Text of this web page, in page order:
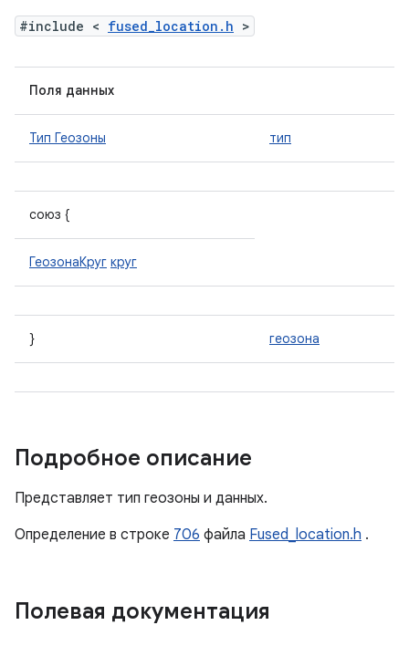
#include < fused_location.h >
Поля данных
Тип Геозоны тип
союз {
ГеозонаКруг круг
} геозона
Подробное описание
Представляет тип геозоны и данных.
Определение в строке 706 файла Fused_location.h .
Полевая документация